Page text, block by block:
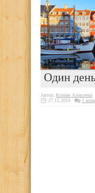
Один
Автор: Ксения Алексеева
27.12.2019
1